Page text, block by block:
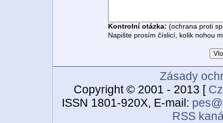
Kontrolní otázka: (ochrana proti
Napište prosím číslicí, kolik nohou
Zásady
Copyright © 2001 - 2013 [
ISSN 1801-920X, E-mail:
RSS